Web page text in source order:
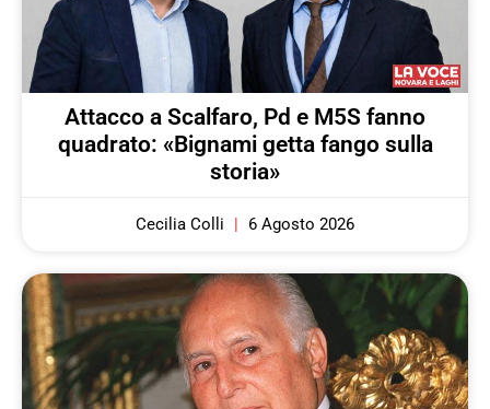
Attacco a Scalfaro, Pd e M5S fanno
quadrato: «Bignami getta fango sulla
storia»
Cecilia Colli 6 Agosto 2026